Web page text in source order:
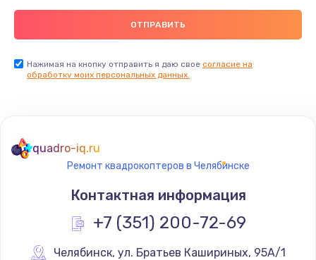
Заказать
Замена тачпада
1330 руб.
Заказать
Замена контроллера питания
Нажимая на кнопку отправить я даю свое согласие на
обработку моих персональных данных.
quadro-iq.ru
Ремонт квадрокоптеров в Челябинске
Контактная информация
+7 (351) 200-72-69
Челябинск, ул. Братьев Кашириных, 95А/1